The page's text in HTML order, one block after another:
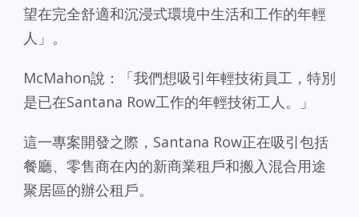
望在完全舒適和沉浸式環境中生活和工作的年輕
人」。
McMahon說：「我們想吸引年輕技術員工，特別
是已在Santana Row工作的年輕技術工人。」
這一專案開發之際，Santana Row正在吸引包括
餐廳、零售商在內的新商業租戶和搬入混合用途
聚居區的辦公租戶。